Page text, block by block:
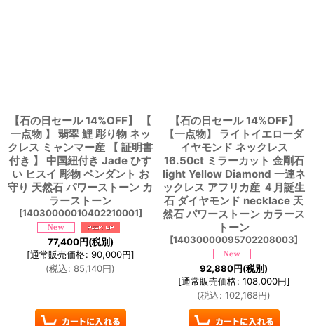
【石の日セール 14%OFF】 【
一点物 】 翡翠 鯉 彫り物 ネッ
クレス ミャンマー産 【 証明書
付き 】 中国紐付き Jade ひす
い ヒスイ 彫物 ペンダント お
守り 天然石 パワーストーン カ
ラーストーン
[14030000010402210001]
77,400円(税別)
[通常販売価格: 90,000円]
(税込: 85,140円)
【石の日セール 14%OFF】
【一点物】 ライトイエローダ
イヤモンド ネックレス
16.50ct ミラーカット 金剛石
light Yellow Diamond 一連ネ
ックレス アフリカ産 ４月誕生
石 ダイヤモンド necklace 天
然石 パワーストーン カラース
トーン
[14030000095702208003]
92,880円(税別)
[通常販売価格: 108,000円]
(税込: 102,168円)